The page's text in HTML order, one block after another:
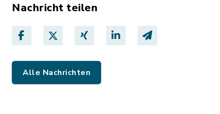
Nachricht teilen
Alle Nachrichten